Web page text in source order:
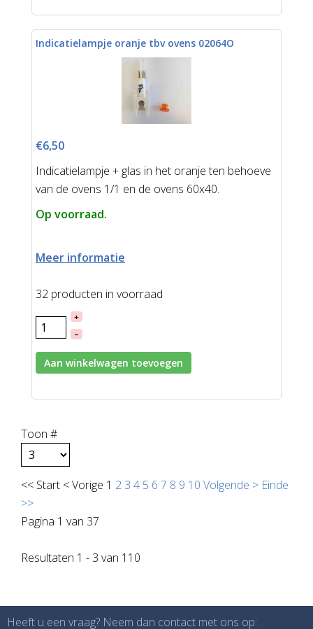
Indicatielampje oranje tbv ovens 02064O
€6,50
Indicatielampje + glas in het oranje ten behoeve
van de ovens 1/1 en de ovens 60x40.
Op voorraad.
Meer informatie
32 producten in voorraad
+
–
Aan winkelwagen toevoegen
Toon #
<< Start <Vorige 1 2 3 4 5 6 7 8 9 10 Volgende > Einde
>>
Pagina 1 van 37
Resultaten 1 - 3 van 110
Heeft u een vraag? Neem dan contact met ons op: